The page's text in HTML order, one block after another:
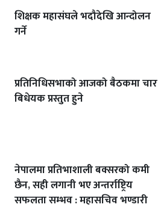
शिक्षक महासंघले भदौदेखि आन्दोलन
गर्ने
प्रतिनिधिसभाको आजको बैठकमा चार
बिधेयक प्रस्तुत हुने
नेपालमा प्रतिभाशाली बक्सरको कमी
छैन, सही लगानी भए अन्तर्राष्ट्रिय
सफलता सम्भव : महासचिव भण्डारी